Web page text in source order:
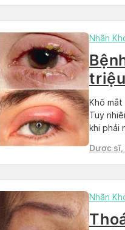
Nhãn
Khô
Tuy
khi phải
trong
Dược sĩ,
Nhãn